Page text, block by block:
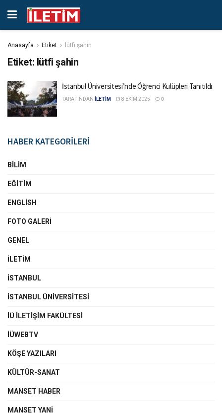
Anasayfa Etiket lütfi şahin
Etiket: lütfi şahin
İstanbul Üniversitesi’nde Öğrenci Kulüpleri Tanıtıldı
TARAFINDAN İLETİM 8 EKIM 2025 0
HABER KATEGORİLERİ
BILIM
EĞITIM
ENGLISH
FOTO GALERI
GENEL
İLETIM
İSTANBUL
İSTANBUL ÜNIVERSITESI
İÜ İLETIŞIM FAKÜLTESI
İÜWEBTV
KÖŞE YAZILARI
KÜLTÜR-SANAT
MANSET HABER
MANSET YANI